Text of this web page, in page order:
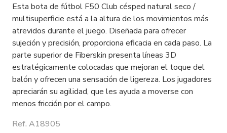
Esta bota de fútbol F50 Club césped natural seco /
multisuperficie está a la altura de los movimientos más
atrevidos durante el juego. Diseñada para ofrecer
sujeción y precisión, proporciona eficacia en cada paso. La
parte superior de Fiberskin presenta líneas 3D
estratégicamente colocadas que mejoran el toque del
balón y ofrecen una sensación de ligereza. Los jugadores
apreciarán su agilidad, que les ayuda a moverse con
menos fricción por el campo.
Ref. A18905